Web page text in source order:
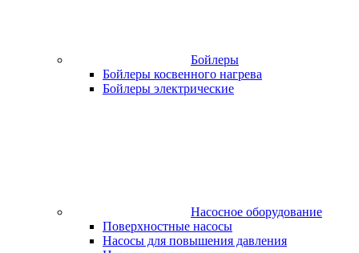
Бойлеры
Бойлеры косвенного нагрева
Бойлеры электрические
Насосное оборудование
Поверхностные насосы
Насосы для повышения давления